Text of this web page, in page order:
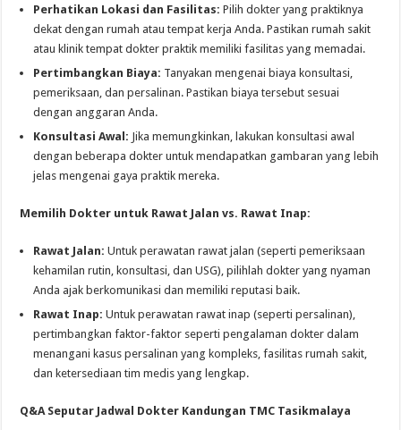
Perhatikan Lokasi dan Fasilitas: Pilih dokter yang praktiknya
dekat dengan rumah atau tempat kerja Anda. Pastikan rumah sakit
atau klinik tempat dokter praktik memiliki fasilitas yang memadai.
Pertimbangkan Biaya: Tanyakan mengenai biaya konsultasi,
pemeriksaan, dan persalinan. Pastikan biaya tersebut sesuai
dengan anggaran Anda.
Konsultasi Awal: Jika memungkinkan, lakukan konsultasi awal
dengan beberapa dokter untuk mendapatkan gambaran yang lebih
jelas mengenai gaya praktik mereka.
Memilih Dokter untuk Rawat Jalan vs. Rawat Inap:
Rawat Jalan: Untuk perawatan rawat jalan (seperti pemeriksaan
kehamilan rutin, konsultasi, dan USG), pilihlah dokter yang nyaman
Anda ajak berkomunikasi dan memiliki reputasi baik.
Rawat Inap: Untuk perawatan rawat inap (seperti persalinan),
pertimbangkan faktor-faktor seperti pengalaman dokter dalam
menangani kasus persalinan yang kompleks, fasilitas rumah sakit,
dan ketersediaan tim medis yang lengkap.
Q&A Seputar Jadwal Dokter Kandungan TMC Tasikmalaya